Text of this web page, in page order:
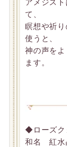
アメジス
て、
瞑想や祈
使うと、
神の声を
ます。
◆ローズク
和名 紅水